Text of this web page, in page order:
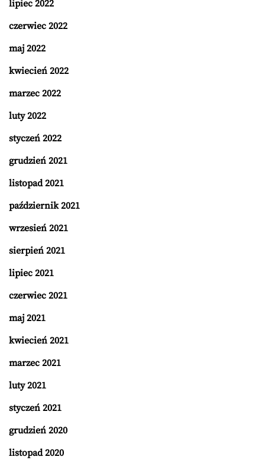
lipiec 2022
czerwiec 2022
maj 2022
kwiecień 2022
marzec 2022
luty 2022
styczeń 2022
grudzień 2021
listopad 2021
październik 2021
wrzesień 2021
sierpień 2021
lipiec 2021
czerwiec 2021
maj 2021
kwiecień 2021
marzec 2021
luty 2021
styczeń 2021
grudzień 2020
listopad 2020